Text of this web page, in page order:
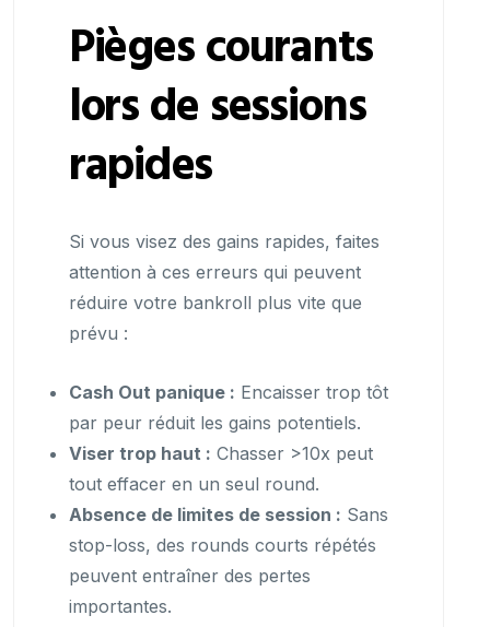
Pièges courants
lors de sessions
rapides
Si vous visez des gains rapides, faites
attention à ces erreurs qui peuvent
réduire votre bankroll plus vite que
prévu :
Cash Out panique : Encaisser trop tôt
par peur réduit les gains potentiels.
Viser trop haut : Chasser >10x peut
tout effacer en un seul round.
Absence de limites de session : Sans
stop-loss, des rounds courts répétés
peuvent entraîner des pertes
importantes.